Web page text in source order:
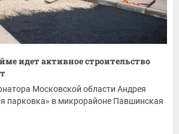
идет активное строительство
Московской области Андрея
парковка» в микрорайоне Павшинская